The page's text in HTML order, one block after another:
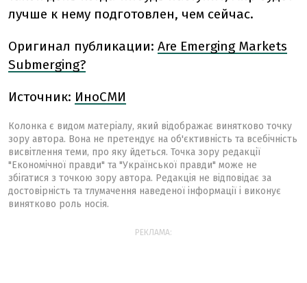
лучше к нему подготовлен, чем сейчас.
Оригинал публикации: Are Emerging Markets
Submerging?
Источник: ИноСМИ
Колонка є видом матеріалу, який відображає винятково точку
зору автора. Вона не претендує на об'єктивність та всебічність
висвітлення теми, про яку йдеться. Точка зору редакції
"Економічної правди" та "Української правди" може не
збігатися з точкою зору автора. Редакція не відповідає за
достовірність та тлумачення наведеної інформації і виконує
винятково роль носія.
РЕКЛАМА: